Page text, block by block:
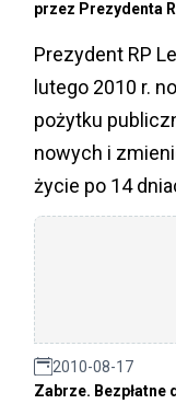
przez Prezydenta
Prezydent RP
lutego 2010 r.
pożytku
nowych i
życie po 14
Dzienniku
2010-08-17
Zabrze.